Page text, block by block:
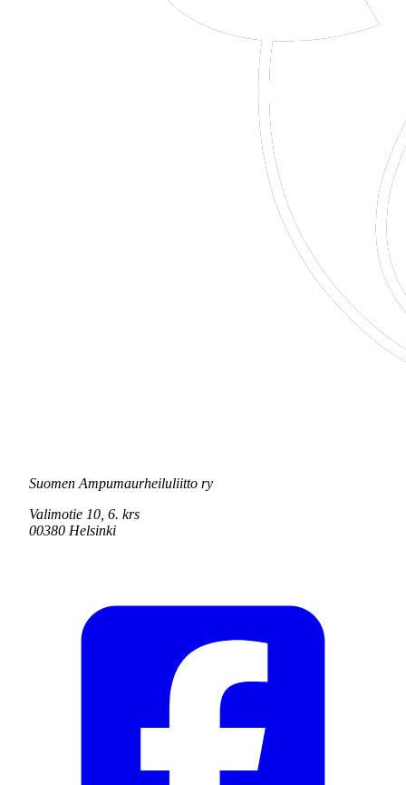
Suomen Ampumaurheiluliitto ry
Valimotie 10, 6. krs
00380 Helsinki